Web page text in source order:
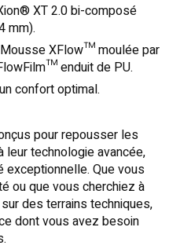
XT 2.0 bi-composé
mm).
XFlow™ moulée par
enduit de PU.
confort optimal.
pour repousser les
leur technologie avancée,
exceptionnelle. Que vous
ou que vous cherchiez à
des terrains techniques,
dont vous avez besoin